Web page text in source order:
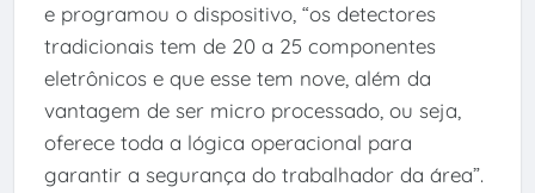
e programou o dispositivo, “os detectores
tradicionais tem de 20 a 25 componentes
eletrônicos e que esse tem nove, além da
vantagem de ser micro processado, ou seja,
oferece toda a lógica operacional para
garantir a segurança do trabalhador da área”.